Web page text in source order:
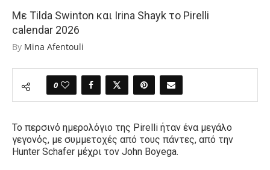
Με Tilda Swinton και Irina Shayk το Pirelli
calendar 2026
By Mina Afentouli
0
Το περσινό ημερολόγιο της Pirelli ήταν ένα μεγάλο
γεγονός, με συμμετοχές από τους πάντες, από την
Hunter Schafer μέχρι τον John Boyega.